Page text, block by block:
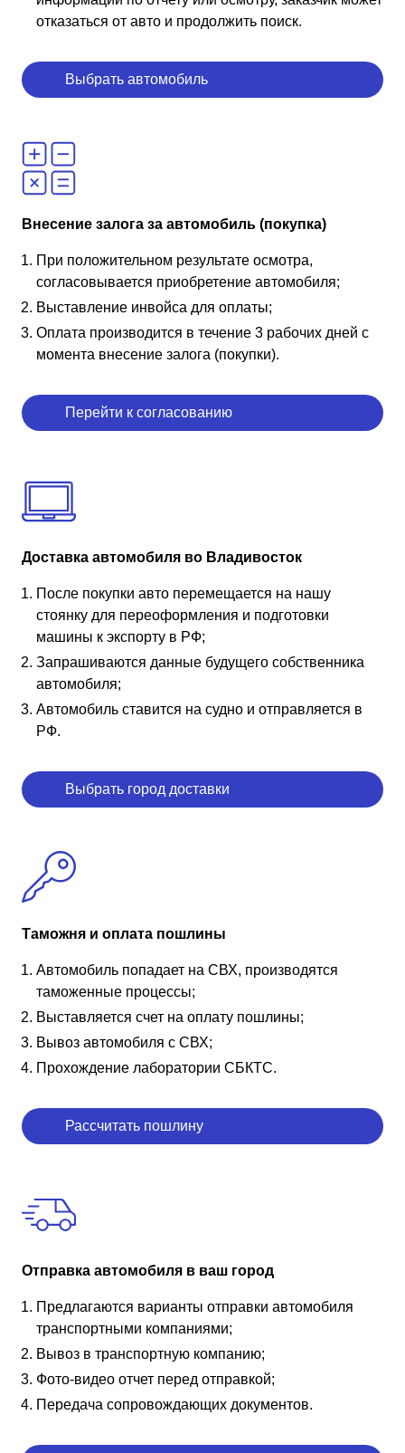
отказаться от авто и продолжить поиск.
Выбрать автомобиль
Внесение залога за автомобиль (покупка)
При положительном результате осмотра,
согласовывается приобретение автомобиля;
Выставление инвойса для оплаты;
Оплата производится в течение 3 рабочих дней с
момента внесение залога (покупки).
Перейти к согласованию
Доставка автомобиля во Владивосток
После покупки авто перемещается на нашу
стоянку для переоформления и подготовки
машины к экспорту в РФ;
Запрашиваются данные будущего собственника
автомобиля;
Автомобиль ставится на судно и отправляется в
РФ.
Выбрать город доставки
Таможня и оплата пошлины
Автомобиль попадает на СВХ, производятся
таможенные процессы;
Выставляется счет на оплату пошлины;
Вывоз автомобиля с СВХ;
Прохождение лаборатории СБКТС.
Рассчитать пошлину
Отправка автомобиля в ваш город
Предлагаются варианты отправки автомобиля
транспортными компаниями;
Вывоз в транспортную компанию;
Фото-видео отчет перед отправкой;
Передача сопровождающих документов.